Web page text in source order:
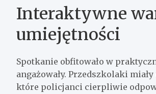
Interaktywne
umiejętności
Spotkanie obfitowało w
angażowały. Przedszkolaki
które policjanci cierpliwie